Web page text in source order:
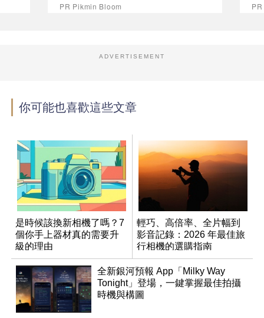
PR Pikmin Bloom
ADVERTISEMENT
你可能也喜歡這些文章
是時候該換新相機了嗎？7
個你手上器材真的需要升
級的理由
輕巧、高倍率、全片幅到
影音記錄：2026 年最佳旅
行相機的選購指南
全新銀河預報 App「Milky Way
Tonight」登場，一鍵掌握最佳拍攝
時機與構圖